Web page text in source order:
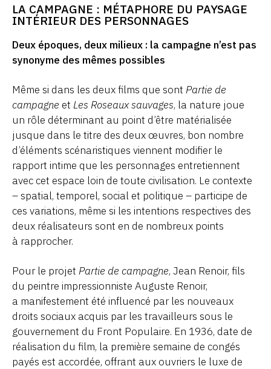
LA CAMPAGNE : MÉTAPHORE DU PAYSAGE
INTÉRIEUR DES PERSONNAGES
Deux époques, deux milieux : la campagne n’est pas
synonyme des mêmes possibles
Même si dans les deux films que sont Partie de
campagne et Les Roseaux sauvages, la nature joue
un rôle déterminant au point d’être matérialisée
jusque dans le titre des deux œuvres, bon nombre
d’éléments scénaristiques viennent modifier le
rapport intime que les personnages entretiennent
avec cet espace loin de toute civilisation. Le contexte
– spatial, temporel, social et politique – participe de
ces variations, même si les intentions respectives des
deux réalisateurs sont en de nombreux points
à rapprocher.
Pour le projet Partie de campagne, Jean Renoir, fils
du peintre impressionniste Auguste Renoir,
a manifestement été influencé par les nouveaux
droits sociaux acquis par les travailleurs sous le
gouvernement du Front Populaire. En 1936, date de
réalisation du film, la première semaine de congés
payés est accordée, offrant aux ouvriers le luxe de